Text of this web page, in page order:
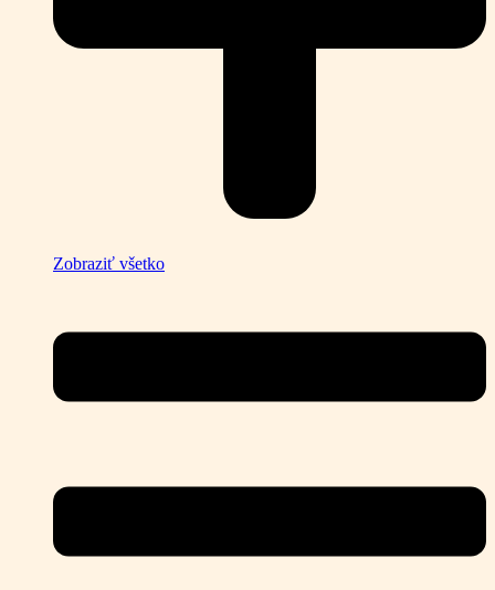
Zobraziť všetko